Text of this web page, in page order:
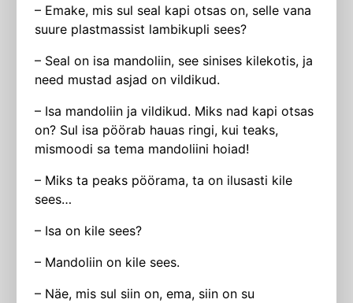
– Emake, mis sul seal kapi otsas on, selle vana
suure plastmassist lambikupli sees?
– Seal on isa mandoliin, see sinises kilekotis, ja
need mustad asjad on vildikud.
– Isa mandoliin ja vildikud. Miks nad kapi otsas
on? Sul isa pöörab hauas ringi, kui teaks,
mismoodi sa tema mandoliini hoiad!
– Miks ta peaks pöörama, ta on ilusasti kile
sees…
– Isa on kile sees?
– Mandoliin on kile sees.
– Näe, mis sul siin on, ema, siin on su